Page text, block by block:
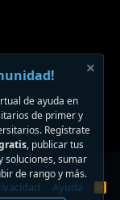
Ayuda
R
de ayuda en
de primer y
Regístrate
, publicar tus
soluciones, sumar
de rango y más.